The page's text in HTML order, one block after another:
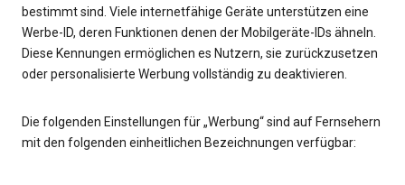
bestimmt sind. Viele internetfähige Geräte unterstützen eine
Werbe-ID, deren Funktionen denen der Mobilgeräte-IDs ähneln.
Diese Kennungen ermöglichen es Nutzern, sie zurückzusetzen
oder personalisierte Werbung vollständig zu deaktivieren.
Die folgenden Einstellungen für „Werbung“ sind auf Fernsehern
mit den folgenden einheitlichen Bezeichnungen verfügbar: